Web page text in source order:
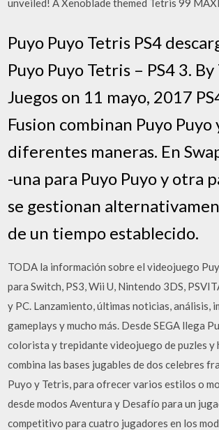
unveiled! A Xenoblade themed Tetris 99
Puyo Puyo Tetris PS4
Puyo Puyo Tetris – PS4 3.
Juegos on 11 mayo, 2017
Fusion combinan Puyo Puyo
diferentes maneras. En
-una para Puyo Puyo y otra
se gestionan
de un tiempo establecido.
TODA la información sobre el videojuego
para Switch, PS3, Wii U, Nintendo 3DS,
y PC. Lanzamiento, últimas noticias, análisis,
gameplays y mucho más. Desde SEGA llega
colorista y trepidante videojuego de puzles y
combina las bases jugables de dos celebres
Puyo y Tetris, para ofrecer varios estilos o
desde modos Aventura y Desafío para un
competitivo para cuatro jugadores en los